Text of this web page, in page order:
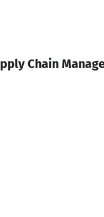
Chain